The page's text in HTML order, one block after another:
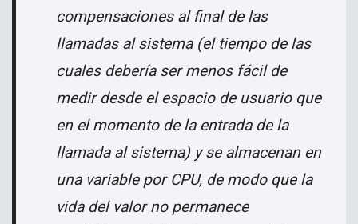
compensaciones al final de las
llamadas al sistema (el tiempo de las
cuales debería ser menos fácil de
medir desde el espacio de usuario que
en el momento de la entrada de la
llamada al sistema) y se almacenan en
una variable por CPU, de modo que la
vida del valor no permanece